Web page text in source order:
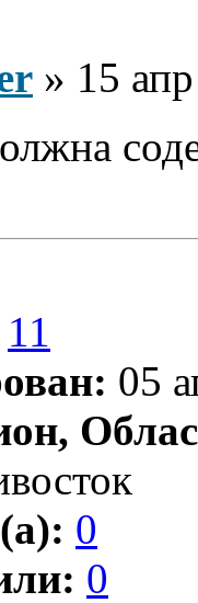
» 15
11
05
0
0